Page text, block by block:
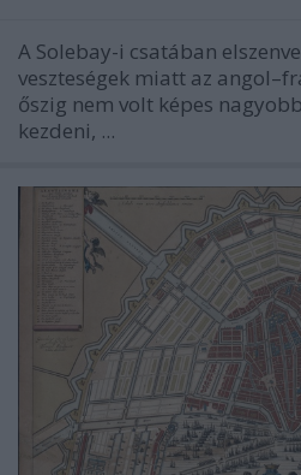
A Solebay-i csatában
veszteségek miatt az
őszig nem volt képes
kezdeni, ...